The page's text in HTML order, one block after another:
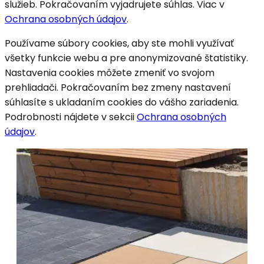
služieb. Pokračovaním vyjadrujete súhlas. Viac v
Ochrana osobných údajov.
Používame súbory cookies, aby ste mohli využívať
všetky funkcie webu a pre anonymizované štatistiky.
Nastavenia cookies môžete zmeniť vo svojom
prehliadači. Pokračovaním bez zmeny nastavení
súhlasíte s ukladaním cookies do vášho zariadenia.
Podrobnosti nájdete v sekciiOchrana osobných
údajov.